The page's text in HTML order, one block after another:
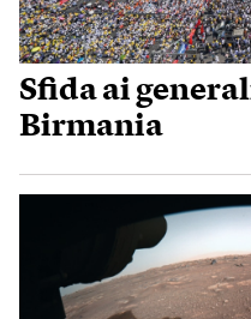
Sfida ai
Birmania